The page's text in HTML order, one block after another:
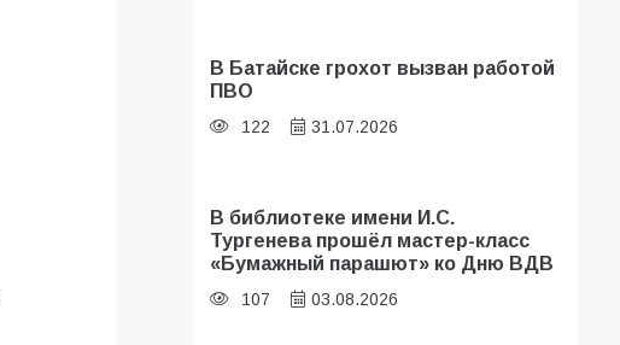
В Батайске грохот вызван работой
ПВО
122 31.07.2026
В библиотеке имени И.С.
Тургенева прошёл мастер-класс
«Бумажный парашют» ко Дню ВДВ
107 03.08.2026